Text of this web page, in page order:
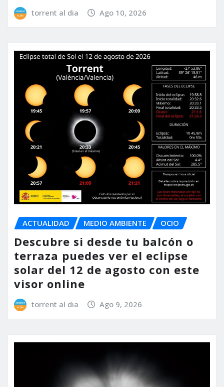
torrent al dia Ago 10, 2026
ACTUALIDAD MEDIO AMBIENTE OCIO
Descubre si desde tu balcón o
terraza puedes ver el eclipse
solar del 12 de agosto con este
visor online
torrent al dia Ago 9, 2026